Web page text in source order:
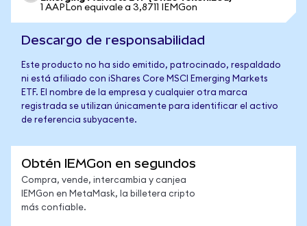
1 AAPLon equivale a 3,8711 IEMGon
Descargo de responsabilidad
Este producto no ha sido emitido, patrocinado, respaldado
ni está afiliado con iShares Core MSCI Emerging Markets
ETF. El nombre de la empresa y cualquier otra marca
registrada se utilizan únicamente para identificar el activo
de referencia subyacente.
Obtén IEMGon en segundos
Compra, vende, intercambia y canjea
IEMGon en MetaMask, la billetera cripto
más confiable.